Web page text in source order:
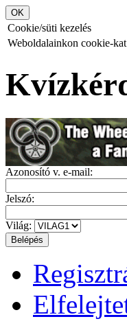
Cookie/süti kezelés
Weboldalainkon cookie-
Azonosító v. e-mail:
Jelszó:
Világ: